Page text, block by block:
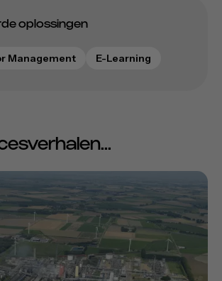
oplossingen
Management E-Learning